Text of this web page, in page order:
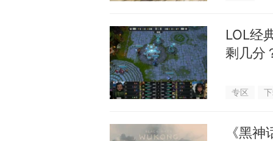
LOL经
剩几分
专区
《黑